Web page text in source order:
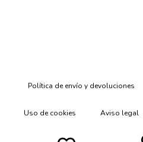
Política de envío y devoluciones
Uso de cookies Aviso legal